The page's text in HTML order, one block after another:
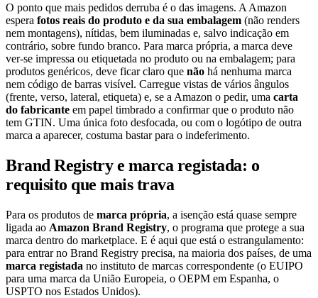
O ponto que mais pedidos derruba é o das imagens. A Amazon
espera fotos reais do produto e da sua embalagem (não renders
nem montagens), nítidas, bem iluminadas e, salvo indicação em
contrário, sobre fundo branco. Para marca própria, a marca deve
ver-se impressa ou etiquetada no produto ou na embalagem; para
produtos genéricos, deve ficar claro que não há nenhuma marca
nem código de barras visível. Carregue vistas de vários ângulos
(frente, verso, lateral, etiqueta) e, se a Amazon o pedir, uma carta
do fabricante em papel timbrado a confirmar que o produto não
tem GTIN. Uma única foto desfocada, ou com o logótipo de outra
marca a aparecer, costuma bastar para o indeferimento.
Brand Registry e marca registada: o
requisito que mais trava
Para os produtos de marca própria, a isenção está quase sempre
ligada ao Amazon Brand Registry, o programa que protege a sua
marca dentro do marketplace. E é aqui que está o estrangulamento:
para entrar no Brand Registry precisa, na maioria dos países, de uma
marca registada no instituto de marcas correspondente (o EUIPO
para uma marca da União Europeia, o OEPM em Espanha, o
USPTO nos Estados Unidos).